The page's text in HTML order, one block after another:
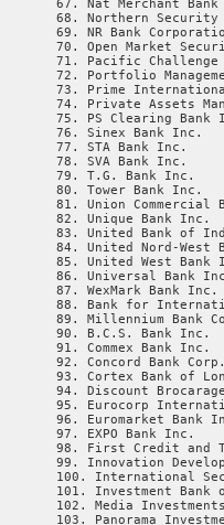
67. Nat Merchant Bank
68. Northern Security
69. NR Bank
70. Open Market
71. Pacific Challenge
72. Portfolio
73. Prime
74. Private Assets
75. PS Clearing Bank
       76. Sinex Bank Inc.
       77. STA Bank Inc.
       78. SVA Bank Inc.
       79. T.G. Bank Inc.
       80. Tower Bank Inc.
81. Union Commercial
       82. Unique Bank Inc.
83. United Bank of
84. United Nord-West
85. United West Bank
86. Universal Bank
       87. WexMark Bank Inc.
88. Bank for
89. Millennium Bank
       90. B.C.S. Bank Inc.
       91. Commex Bank Inc.
       92. Concord Bank Corp.
93. Cortex Bank of
94. Discount
95. Eurocorp
96. Euromarket Bank
       97. EXPO Bank Inc.
98. First Credit and
99. Innovation
100. International
101. Investment Bank
102. Media
103. Panorama